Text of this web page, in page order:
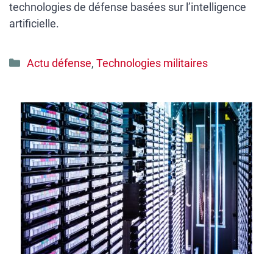
technologies de défense basées sur l’intelligence
artificielle.
Catégories
Actu défense, Technologies militaires